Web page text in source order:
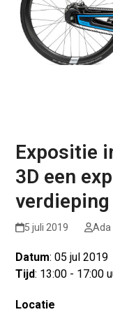
Expositie
3D een
verdieping
5 juli 2019 Ada
Datum: 05 jul 2019
Tijd: 13:00 - 17:00
Locatie